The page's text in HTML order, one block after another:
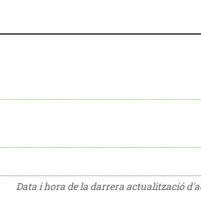
Data i hora de la darrera actualització